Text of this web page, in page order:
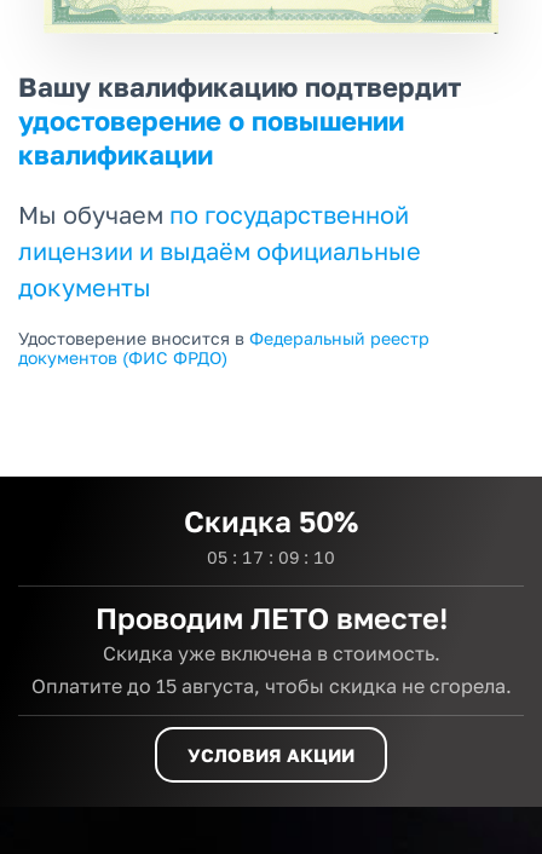
Вашу квалификацию подтвердит
удостоверение о повышении
квалификации
Мы обучаем по государственной
лицензии и выдаём официальные
документы
Удостоверение вносится в Федеральный реестр
документов (ФИС ФРДО)
Скидка 50%
05 : 17 : 09 : 0 9
Проводим ЛЕТО вместе!
Скидка уже включена в стоимость.
Оплатите до 15 августа, чтобы скидка не сгорела.
УСЛОВИЯ АКЦИИ